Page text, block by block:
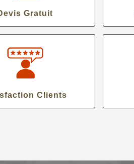
Gratuit
Clients